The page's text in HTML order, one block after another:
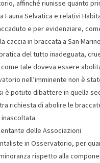
affinché riunisse quanto
Fauna Selvatica e relativi
e per evidenziare,
caccia in braccata a San Marino
del tutto inadeguata,
tale doveva essere
nell’imminente non è
è potuto dibattere in quella
richiesta di abolire le
delle Associazioni
in Osservatorio, per
rispetto alla